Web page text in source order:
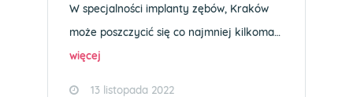
W specjalności implanty zębów, Kraków
może poszczycić się co najmniej kilkoma…
więcej
13 listopada 2022